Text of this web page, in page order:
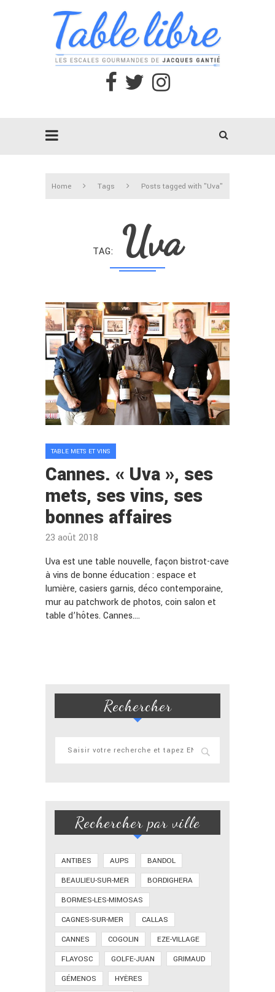
Home Tags Posts tagged with "Uva"
TAG Uva
TABLE METS ET VINS
Cannes. « Uva », ses
mets, ses vins, ses
bonnes affaires
23 août 2018
Uva est une table nouvelle, façon bistrot-cave
à vins de bonne éducation : espace et
lumière, casiers garnis, déco contemporaine,
mur au patchwork de photos, coin salon et
table d’hôtes. Cannes.…
Rechercher
Rechercher par ville
ANTIBES AUPS
BANDOL
BEAULIEU-SUR-MER
BORDIGHERA
BORMES-LES-MIMOSAS
CAGNES-SUR-MER
CALLAS
CANNES
COGOLIN
EZE-VILLAGE
FLAYOSC
GOLFE-JUAN
GRIMAUD
GÉMENOS
HYÈRES